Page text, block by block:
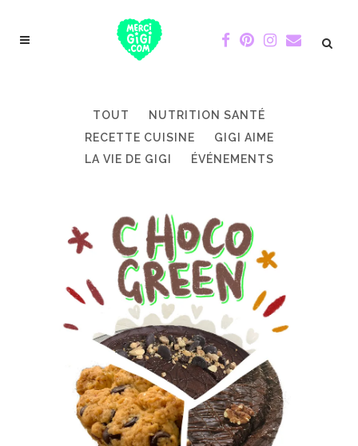
TOUT
NUTRITION SANTÉ
RECETTE CUISINE
GIGI AIME
LA VIE DE GIGI
ÉVÉNEMENTS